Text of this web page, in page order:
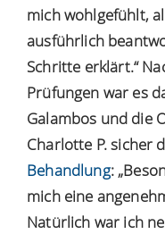
mich wohlgefühlt,
ausführlich
Schritte erklärt.“
Prüfungen war es
Galambos und die
Charlotte P. sicher
Behandlung:
mich eine
Natürlich war ich